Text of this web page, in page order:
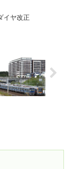
イヤ改正